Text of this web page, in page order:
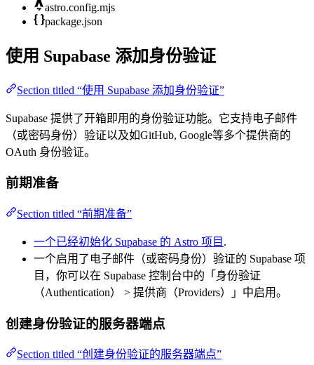
astro.config.mjs
package.json
使用 Supabase 添加身份验证
Section titled “使用 Supabase 添加身份验证”
Supabase 提供了开箱即用的身份验证功能。它支持电子邮件
（或密码身份）验证以及如GitHub, Google等多个提供商的
OAuth 身份验证。
前期准备
Section titled “前期准备”
一个已经初始化 Supabase 的 Astro 项目 .
一个启用了电子邮件（或密码身份）验证的 Supabase 项
目，你可以在 Supabase 控制台中的「身份验证
（Authentication） > 提供商（Providers）」中启用。
创建身份验证的服务器端点
Section titled “创建身份验证的服务器端点”